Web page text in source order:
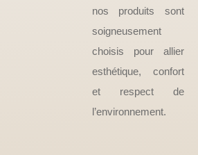
nos produits sont
soigneusement
choisis pour allier
esthétique, confort
et respect de
l’environnement.